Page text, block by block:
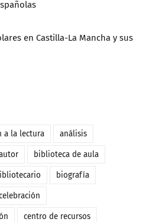
en Castilla-La Mancha y sus
a la lectura análisis
biblioteca de aula
biografía
centro de recursos